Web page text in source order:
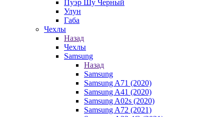
Пуэр Шу Черный
Улун
Габа
Чехлы
Назад
Чехлы
Samsung
Назад
Samsung
Samsung A71 (2020)
Samsung A41 (2020)
Samsung A02s (2020)
Samsung A72 (2021)